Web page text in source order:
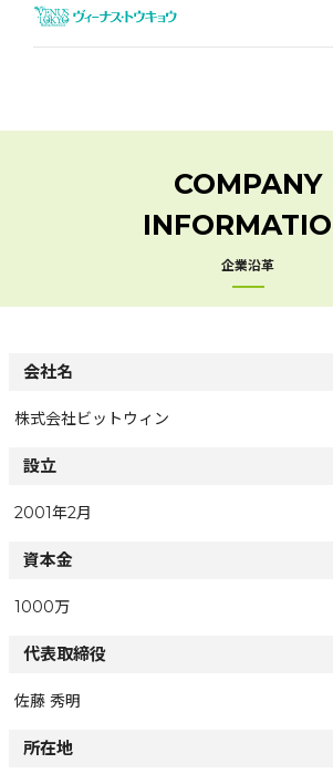
COMPANY
企業沿革
会社名
株式会社ビットウィン
設立
2001年2月
資本金
1000万
代表取締役
佐藤 秀明
所在地